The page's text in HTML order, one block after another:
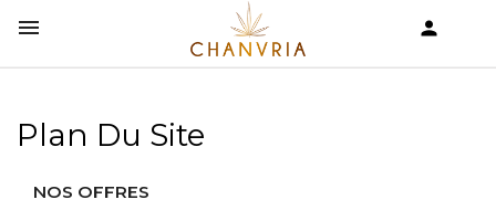
 
Plan Du Site
NOS OFFRES